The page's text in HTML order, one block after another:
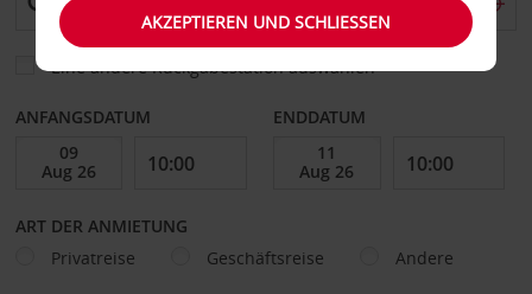
Eine andere Rückgabestation auswählen
ANFANGSDATUM ENDDATUM
ART DER ANMIETUNG
Privatreise
Geschäftsreise Andere
AKZEPTIEREN UND SCHLIESSEN